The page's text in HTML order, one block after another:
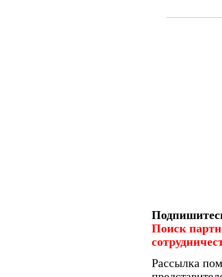
Поиск
Рассылка